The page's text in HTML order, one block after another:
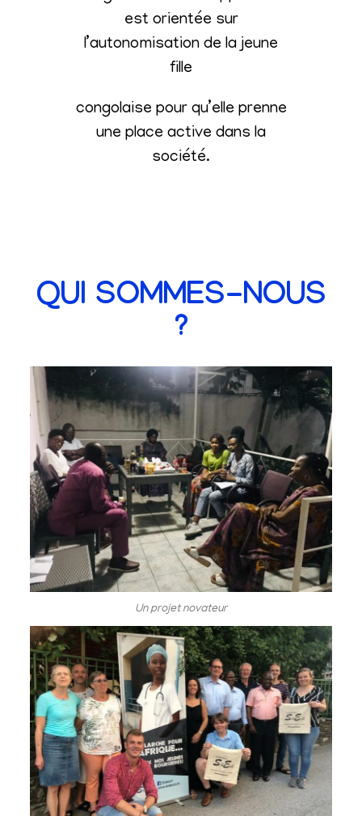
est orientée sur
l’autonomisation de la jeune
fille
congolaise pour qu’elle prenne
une place active dans la
société.
QUI SOMMES-NOUS
?
Un projet novateur